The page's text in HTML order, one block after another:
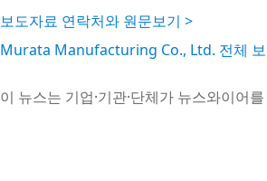
보도자료 연락처와 원문보기 >
Murata Manufacturing Co., Ltd. 전체 보
이 뉴스는 기업·기관·단체가 뉴스와이어